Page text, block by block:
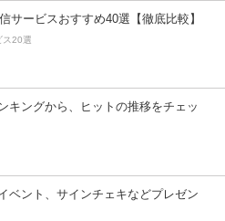
サービスおすすめ40選【徹底比較】
ス20選
キングから、ヒットの推移をチェッ
ベント、サインチェキなどプレゼン